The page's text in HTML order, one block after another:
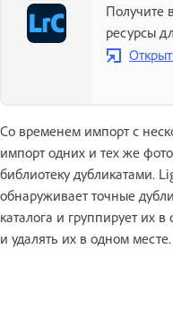
Получите
ресурсы
Со временем импорт с
импорт одних и тех же
библиотеку дубликатами.
обнаруживает точные
каталога и группирует их
и удалять их в одном месте.